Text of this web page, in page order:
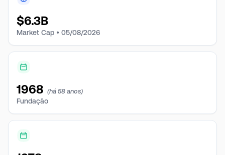
$6.3B
Market Cap • 05/08/2026
1968 (há 58 anos)
Fundação